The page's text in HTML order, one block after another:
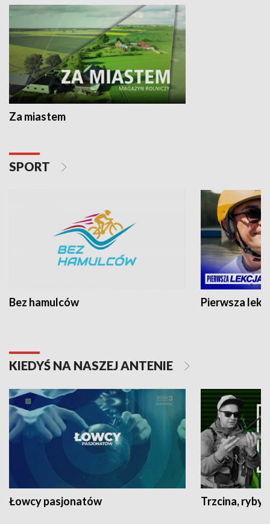
Za miastem
SPORT
Bez hamulców Pierwsza
KIEDYŚ NA NASZEJ ANTENIE
Łowcy pasjonatów Trzcina, ryby